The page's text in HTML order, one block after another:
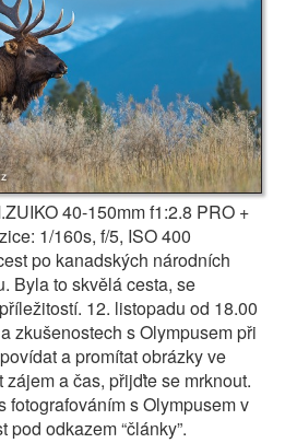
40-150mm f1:2.8 PRO +
1/160s, f/5, ISO 400
po kanadských národních
Byla to skvělá cesta, se
12. listopadu od 18.00
zkušenostech s Olympusem při
a promítat obrázky ve
a čas, přijďte se mrknout.
fotografováním s Olympusem v
odkazem “články”.